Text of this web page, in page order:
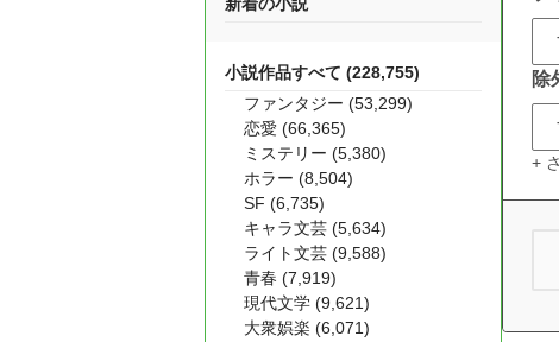
除
+
小説作品すべて (228,755)
ファンタジー (53,299)
恋愛 (66,365)
ミステリー (5,380)
ホラー (8,504)
SF (6,735)
キャラ文芸 (5,634)
ライト文芸 (9,588)
青春 (7,919)
現代文学 (9,621)
大衆娯楽 (6,071)